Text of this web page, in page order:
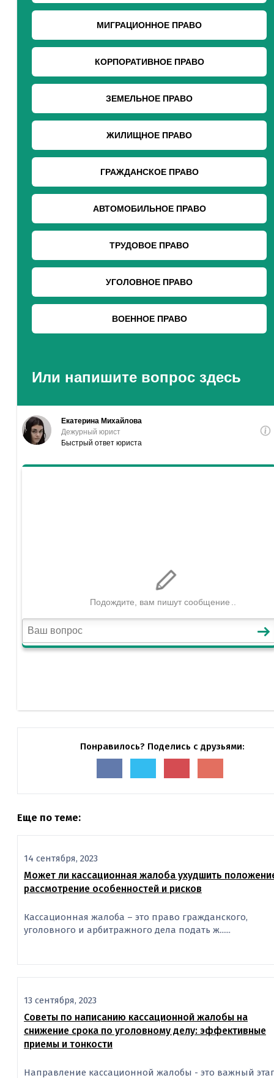
Понравилось? Поделись с друзьями:
Еще по теме:
14 сентября, 2023
Может ли кассационная жалоба ухудшить
рассмотрение особенностей и рисков
Кассационная жалоба – это право гражданского,
уголовного и арбитражного дела подать ж......
13 сентября, 2023
Советы по написанию кассационной жалобы на
снижение срока по уголовному делу: эффективные
приемы и тонкости
Направление кассационной жалобы - это важный